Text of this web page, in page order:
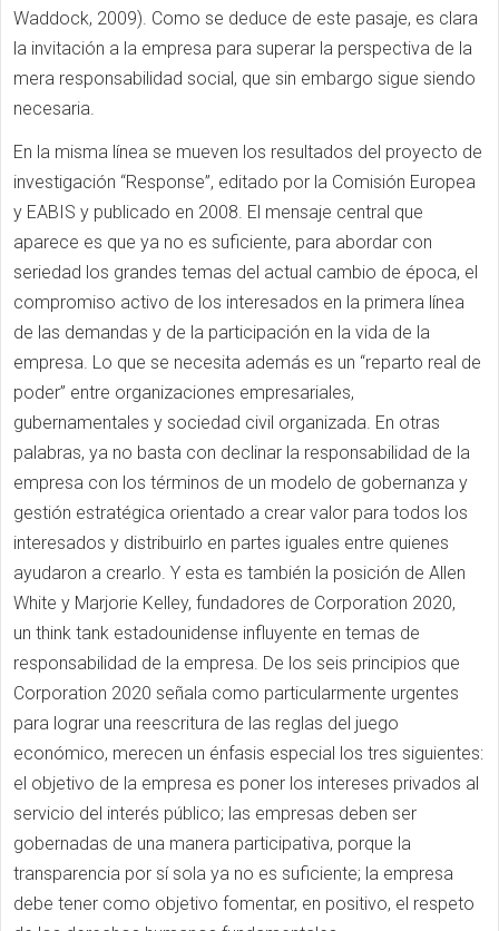
Waddock, 2009). Como se deduce de este pasaje, es clara
la invitación a la empresa para superar la perspectiva de la
mera responsabilidad social, que sin embargo sigue siendo
necesaria.
En la misma línea se mueven los resultados del proyecto de
investigación “Response”, editado por la Comisión Europea
y EABIS y publicado en 2008. El mensaje central que
aparece es que ya no es suficiente, para abordar con
seriedad los grandes temas del actual cambio de época, el
compromiso activo de los interesados en la primera línea
de las demandas y de la participación en la vida de la
empresa. Lo que se necesita además es un “reparto real de
poder” entre organizaciones empresariales,
gubernamentales y sociedad civil organizada. En otras
palabras, ya no basta con declinar la responsabilidad de la
empresa con los términos de un modelo de gobernanza y
gestión estratégica orientado a crear valor para todos los
interesados y distribuirlo en partes iguales entre quienes
ayudaron a crearlo. Y esta es también la posición de Allen
White y Marjorie Kelley, fundadores de Corporation 2020,
un think tank estadounidense influyente en temas de
responsabilidad de la empresa. De los seis principios que
Corporation 2020 señala como particularmente urgentes
para lograr una reescritura de las reglas del juego
económico, merecen un énfasis especial los tres siguientes:
el objetivo de la empresa es poner los intereses privados al
servicio del interés público; las empresas deben ser
gobernadas de una manera participativa, porque la
transparencia por sí sola ya no es suficiente; la empresa
debe tener como objetivo fomentar, en positivo, el respeto